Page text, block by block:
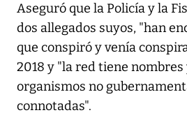
Aseguró que la Policía y la
dos allegados suyos, "han
que conspiró y venía
2018 y "la red tiene
organismos no
connotadas".